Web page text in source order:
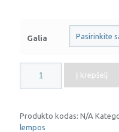
Galia
kiekis:
Metalo
prožektorius
FORT
Į krepšelį
Produkto kodas: N/A
lempos